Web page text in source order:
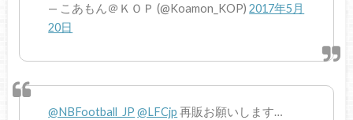
— こあもん＠ＫＯＰ (@Koamon_KOP)2017年5月
20日
@NBFootball_JP @LFCjp 再販お願いします…